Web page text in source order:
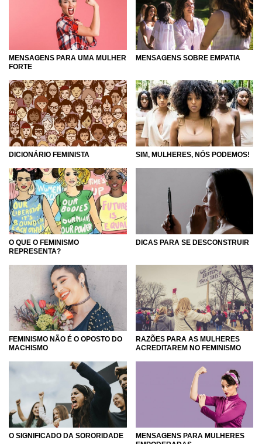
MENSAGENS PARA UMA MULHER
FORTE
MENSAGENS SOBRE EMPATIA
DICIONÁRIO FEMINISTA SIM, MULHERES, NÓS PODEMOS!
O QUE O FEMINISMO
REPRESENTA?
DICAS PARA SE DESCONSTRUIR
FEMINISMO NÃO É O OPOSTO DO
MACHISMO
RAZÕES PARA AS MULHERES
ACREDITAREM NO FEMINISMO
O SIGNIFICADO DA SORORIDADE
MENSAGENS PARA MULHERES